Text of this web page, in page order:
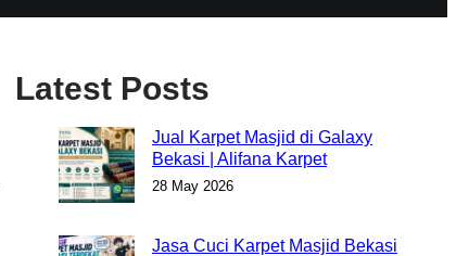
Latest Posts
Jual Karpet Masjid di Galaxy
Bekasi | Alifana Karpet
28 May 2026
Jasa Cuci Karpet Masjid Bekasi